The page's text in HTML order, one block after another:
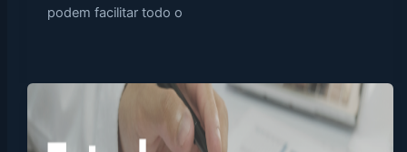
podem facilitar todo o